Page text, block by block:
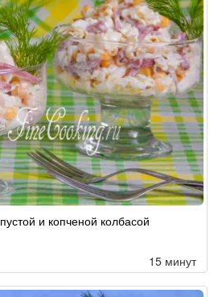
и копченой колбасой
15 минут